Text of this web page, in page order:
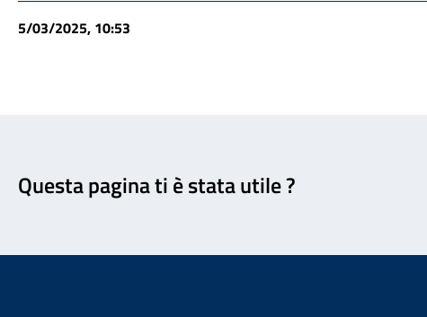
5/03/2025, 10:53
Questa pagina ti è stata utile ?